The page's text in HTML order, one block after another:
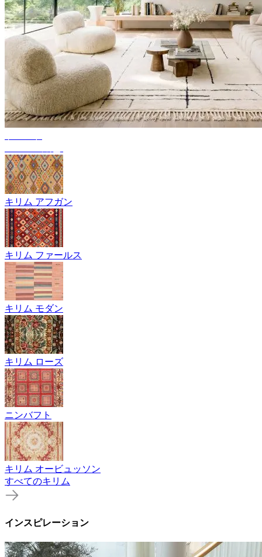
キリム アフガン
キリム ファールス
キリム モダン
キリム ローズ
ニンバフト
キリム オービュッソン
すべてのキリム
インスピレーション